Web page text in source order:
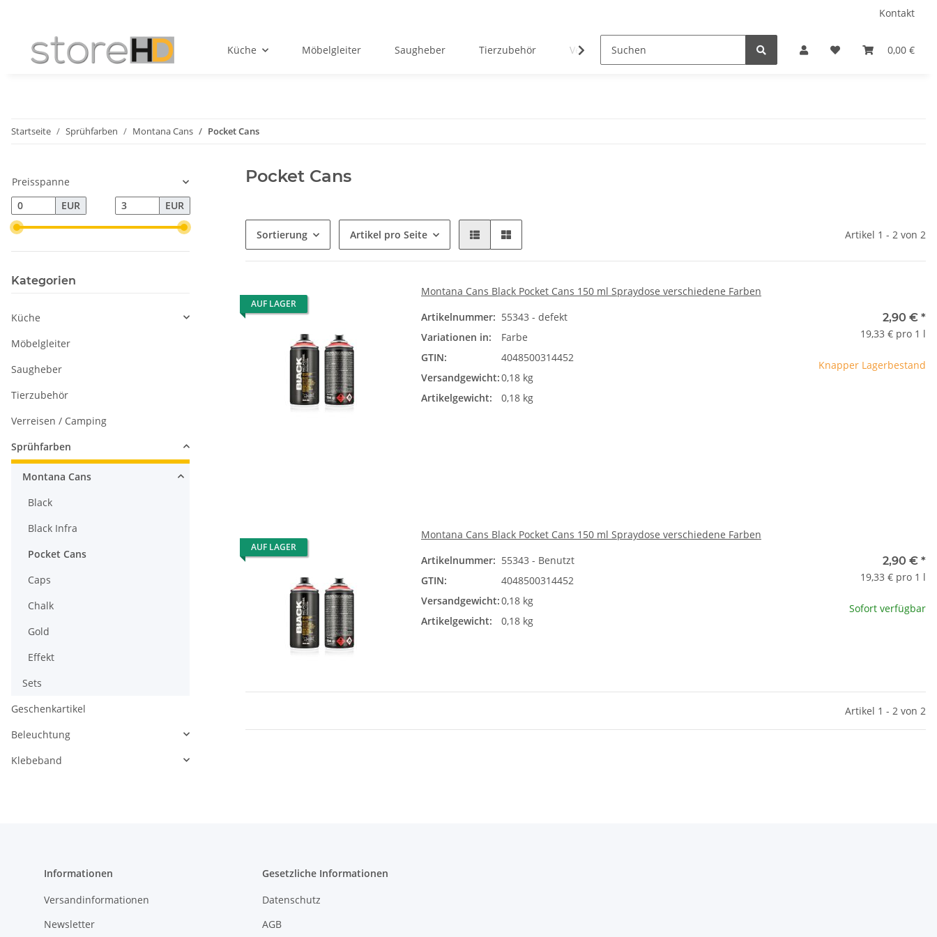
Kontakt
0,00 €
Küche Möbelgleiter Saugheber Tierzubehör Verreisen / Camping Sprühfarben Geschenkartikel
Startseite Sprühfarben Montana Cans Pocket Cans
Pocket Cans
Sortierung Artikel pro Seite Artikel 1 - 2 von 2
AUF LAGER
Montana Cans Black Pocket Cans 150 ml Spraydose verschiedene Farben
Artikelnummer: 55343 - defekt
Variationen in:
Farbe
GTIN:
4048500314452
Versandgewicht:0,18 kg
Artikelgewicht:
0,18 kg
2,90 € *
19,33 € pro 1 l
Knapper Lagerbestand
AUF LAGER
Montana Cans Black Pocket Cans 150 ml Spraydose verschiedene Farben
Artikelnummer: 55343 - Benutzt
GTIN:
4048500314452
Versandgewicht:0,18 kg
Artikelgewicht:
0,18 kg
2,90 € *
19,33 € pro 1 l
Sofort verfügbar
Artikel 1 - 2 von 2
Preisspanne
EUR
EUR
Kategorien
Küche
Möbelgleiter
Saugheber
Tierzubehör
Verreisen / Camping
Sprühfarben
Montana Cans
Black
Black Infra
Pocket Cans
Caps
Chalk
Gold
Effekt
Sets
Geschenkartikel
Beleuchtung
Klebeband
Informationen
Versandinformationen
Newsletter
Gesetzliche Informationen
Datenschutz
AGB